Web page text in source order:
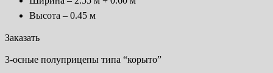
Высота – 0.45 м
Заказать
3-осные полуприцепы типа “корыто”